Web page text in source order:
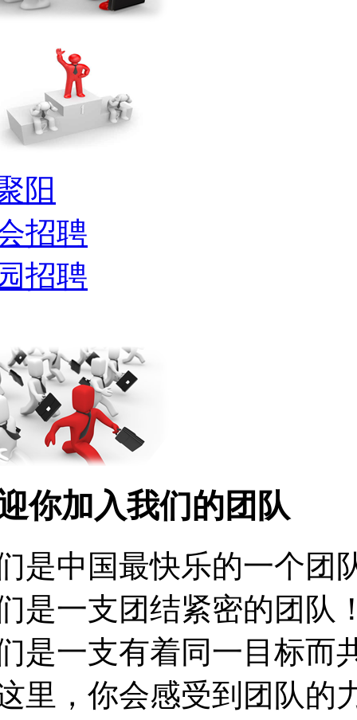
阳
招聘
招聘
你加入我们的团队
是中国最快乐的一个团
是一支团结紧密的团队
是一支有着同一目标而
里，你会感受到团队的